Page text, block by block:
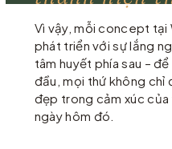
Vì vậy, mỗi concept
phát triển với sự lắng
tâm huyết phía sau –
đầu, mọi thứ không chỉ
đẹp trong cảm xúc
ngày hôm đó.